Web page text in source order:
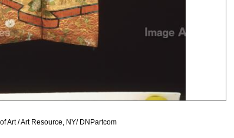
Art / Art Resource, NY/ DNPartcom